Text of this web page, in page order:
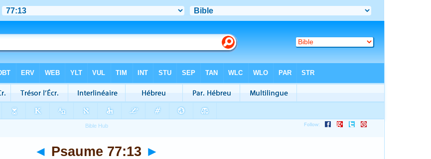
◄ Psaume 77:13 ►